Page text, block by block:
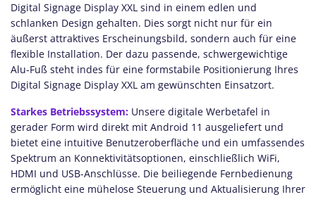
Digital Signage Display XXL sind in einem edlen und
schlanken Design gehalten. Dies sorgt nicht nur für ein
äußerst attraktives Erscheinungsbild, sondern auch für eine
flexible Installation. Der dazu passende, schwergewichtige
Alu-Fuß steht indes für eine formstabile Positionierung Ihres
Digital Signage Display XXL am gewünschten Einsatzort.
Starkes Betriebssystem: Unsere digitale Werbetafel in
gerader Form wird direkt mit Android 11 ausgeliefert und
bietet eine intuitive Benutzeroberfläche und ein umfassendes
Spektrum an Konnektivitätsoptionen, einschließlich WiFi,
HDMI und USB-Anschlüsse. Die beiliegende Fernbedienung
ermöglicht eine mühelose Steuerung und Aktualisierung Ihrer